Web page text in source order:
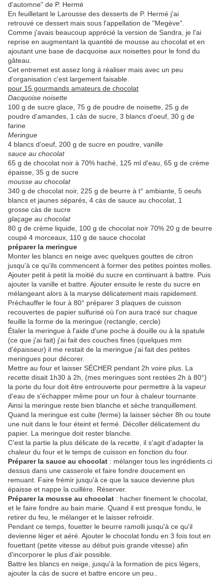
d'automne" de P. Hermé
En feuilletant le Larousse des desserts de P. Hermé j'ai
retrouvé ce dessert mais sous l'appellation de "Megève".
Comme j'avais beaucoup apprécié la version de Sandra, je l'ai
reprise en augmentant la quantité de mousse au chocolat et en
ajoutant une base de dacquoise aux noisettes pour le fond du
gâteau.
Cet entremet est assez long à réaliser mais avec un peu
d'organisation c'est largement faisable.
pour 15 gourmands amateurs de chocolat
Dacquoise noisette
100 g de sucre glace, 75 g de poudre de noisette, 25 g de
poudre d'amandes, 1 càs de sucre, 3 blancs d'oeuf, 30 g de
farine
Meringue
4 blancs d'oeuf, 200 g de sucre en poudre, vanille
sauce au chocolat
65 g de chocolat noir à 70% haché, 125 ml d'eau, 65 g de crème
épaisse, 35 g de sucre
mousse au chocolat
340 g de chocolat noir, 225 g de beurre à t° ambiante, 5 oeufs
blancs et jaunes séparés, 4 càs de sauce au chocolat, 1
grosse càs de sucre
glaçage au chocolat
80 g de crème liquide, 100 g de chocolat noir 70% 20 g de beurre
coupé 4 morceaux, 110 g de sauce chocolat
préparer la meringue
Monter les blancs en neige avec quelques gouttes de citron
jusqu'à ce qu'ils commencent à former des petites pointes molles.
Ajouter petit à petit la moitié du sucre en continuant à battre. Puis
ajouter la vanille et battre. Ajouter ensuite le reste du sucre en
mélangeant alors à la maryse délicatement mais rapidement.
Préchauffer le four à 80° préparer 3 plaques de cuisson
recouvertes de papier sulfurisé où l'on aura tracé sur chaque
feuille la forme de la meringue (rectangle, cercle)
Étaler la meringue à l'aide d'une poche à douille ou à la spatule
(ce que j'ai fait) j'ai fait des couches fines (quelques mm
d'épaisseur) il me restait de la meringue j'ai fait des petites
meringues pour décorer.
Mettre au four et laisser SÉCHER pendant 2h voire plus. La
recette disait 1h30 à 2h, (mes meringues sont restées 2h à 80°)
la porte du four doit être entrouverte pour permettre à la vapeur
d'eau de s'échapper même pour un four à chaleur tournante.
Ainsi la meringue reste bien blanche et sèche tranquillement.
Quand la meringue est cuite (ferme) la laisser sécher 8h ou toute
une nuit dans le four éteint et fermé. Décoller délicatement du
papier. La meringue doit rester blanche.
C'est la partie la plus délicate de la recette, il s'agit d'adapter la
chaleur du four et le temps de cuisson en fonction du four.
Préparer la sauce au chocolat : mélanger tous les ingrédients ci
dessus dans une casserole et faire fondre doucement en
remuant. Faire frémir jusqu'à ce que la sauce devienne plus
épaisse et nappe la cuillère. Réserver.
Préparer la mousse au chocolat : hacher finement le chocolat,
et le faire fondre au bain marie. Quand il est presque fondu, le
retirer du feu, le mélanger et le laisser refroidir.
Pendant ce temps, fouetter le beurre ramolli jusqu'à ce qu'il
devienne léger et aéré. Ajouter le chocolat fondu en 3 fois tout en
fouettant (petite vitesse au début puis grande vitesse) afin
d'incorporer le plus d'air possible.
Battre les blancs en neige, jusqu'à la formation de pics légers,
ajouter la càs de sucre et battre encore un peu..